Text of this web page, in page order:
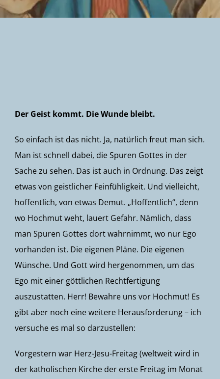
Der Geist kommt. Die Wunde bleibt.
So einfach ist das nicht. Ja, natürlich freut man sich.
Man ist schnell dabei, die Spuren Gottes in der
Sache zu sehen. Das ist auch in Ordnung. Das zeigt
etwas von geistlicher Feinfühligkeit. Und vielleicht,
hoffentlich, von etwas Demut. „Hoffentlich“, denn
wo Hochmut weht, lauert Gefahr. Nämlich, dass
man Spuren Gottes dort wahrnimmt, wo nur Ego
vorhanden ist. Die eigenen Pläne. Die eigenen
Wünsche. Und Gott wird hergenommen, um das
Ego mit einer göttlichen Rechtfertigung
auszustatten. Herr! Bewahre uns vor Hochmut! Es
gibt aber noch eine weitere Herausforderung – ich
versuche es mal so darzustellen:
Vorgestern war Herz-Jesu-Freitag (weltweit wird in
der katholischen Kirche der erste Freitag im Monat